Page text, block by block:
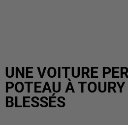
UNE VOITURE
POTEAU À
BLESSÉS